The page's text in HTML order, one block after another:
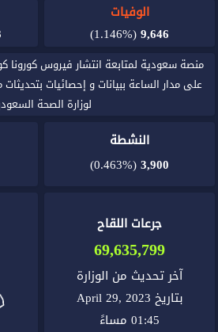
الوفيات
9,646
(1.146%)
على مدار الساعة ببيانات و إحصائيات
لوزارة الصحة
النشطة
3,900
(0.463%)
جرعات اللقاح
69,635,799
آخر تحديث من الوزارة
بتاريخ April 29, 2023
01:45 مساءً